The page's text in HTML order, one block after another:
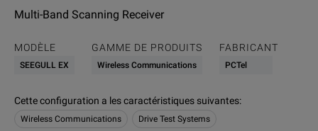
Multi-Band Scanning Receiver
MODÈLE
SEEGULL EX
GAMME DE PRODUITS
Wireless Communications
FABRICANT
PCTel
Cette configuration a les caractéristiques suivantes:
Wireless Communications Drive Test Systems